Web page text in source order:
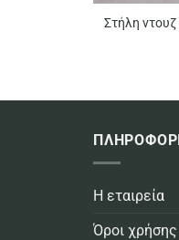
Στήλη
Η εταιρεία
Όροι χρήσης